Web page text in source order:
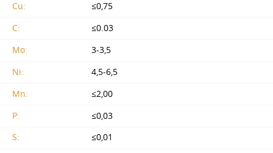
Cu:
≤0,75
C:
≤0.03
Мо:
3-3,5
Ni:
4,5-6,5
Mn:
≤2,00
P:
≤0,03
S:
≤0,01